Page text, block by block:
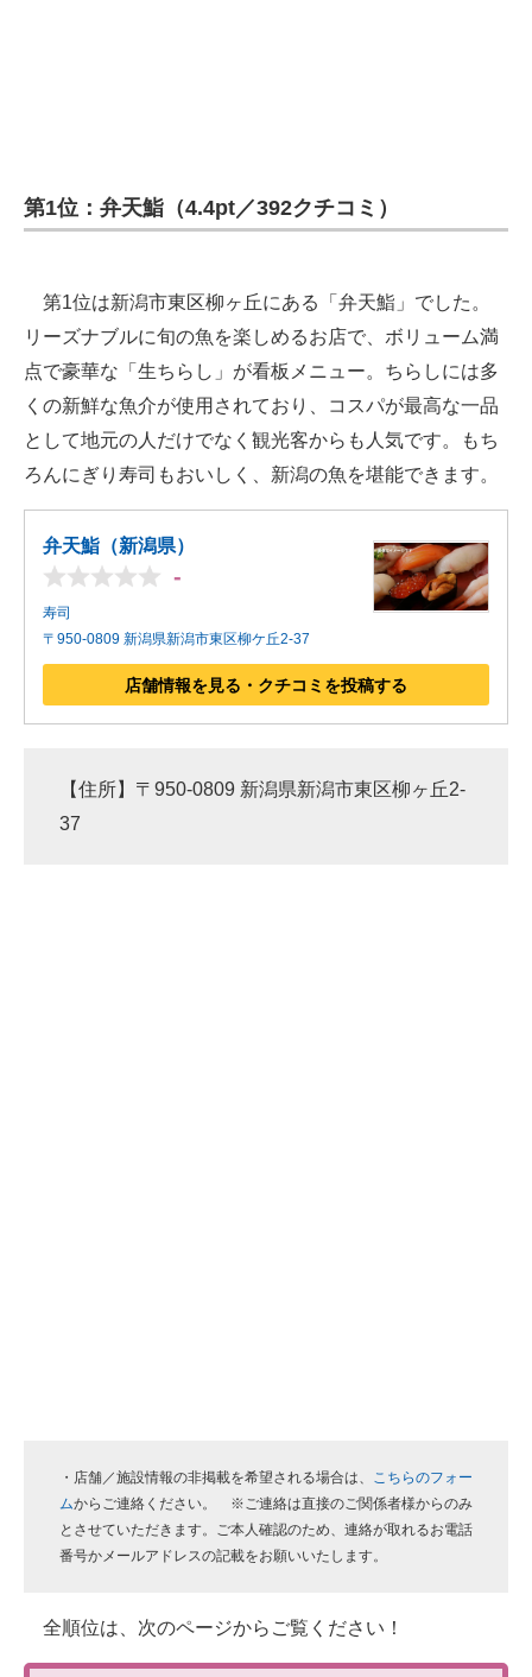
第1位：弁天鮨（4.4pt／392クチコミ）
第1位は新潟市東区柳ヶ丘にある「弁天鮨」でした。
リーズナブルに旬の魚を楽しめるお店で、ボリューム満
点で豪華な「生ちらし」が看板メニュー。ちらしには多
くの新鮮な魚介が使用されており、コスパが最高な一品
として地元の人だけでなく観光客からも人気です。もち
ろんにぎり寿司もおいしく、新潟の魚を堪能できます。
弁天鮨（新潟県）
-
寿司
〒950-0809 新潟県新潟市東区柳ケ丘2-37
店舗情報を見る・クチコミを投稿する
【住所】〒950-0809 新潟県新潟市東区柳ヶ丘2-
37
・店舗／施設情報の非掲載を希望される場合は、 こちらのフォー
ムからご連絡ください。 ※ご連絡は直接のご関係者様からのみ
とさせていただきます。ご本人確認のため、連絡が取れるお電話
番号かメールアドレスの記載をお願いいたします。
全順位は、次のページからご覧ください！